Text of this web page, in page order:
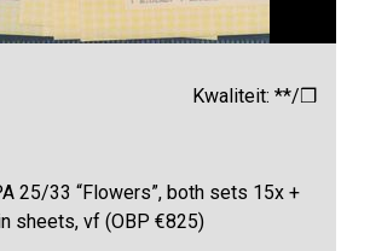
Kwaliteit: **/❒
25/33 “Flowers”, both sets 15x +
sheets, vf (OBP €825)